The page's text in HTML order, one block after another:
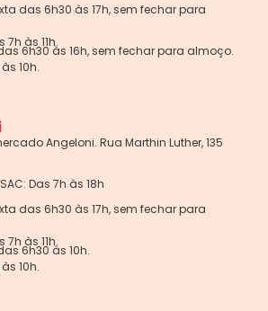
das 6h30 às 17h, sem fechar para
às 11h.
6h30 às 16h, sem fechar para almoço.
10h.
Angeloni. Rua Marthin Luther, 135
Das 7h às 18h
das 6h30 às 17h, sem fechar para
às 11h.
6h30 às 10h.
10h.